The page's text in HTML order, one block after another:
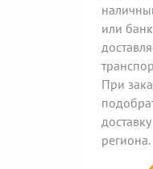
или
При
региона.